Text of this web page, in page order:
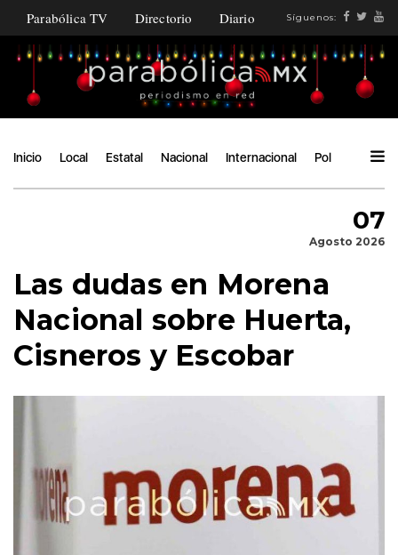
Parabólica TV Directorio Diario Síguenos:
Inicio Local Estatal Nacional Internacional Política
07
Agosto 2026
Las dudas en Morena
Nacional sobre Huerta,
Cisneros y Escobar